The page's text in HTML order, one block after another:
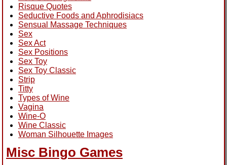
Risque Quotes
Seductive Foods and Aphrodisiacs
Sensual Massage Techniques
Sex
Sex Act
Sex Positions
Sex Toy
Sex Toy Classic
Strip
Titty
Types of Wine
Vagina
Wine-O
Wine Classic
Woman Silhouette Images
Misc Bingo Games